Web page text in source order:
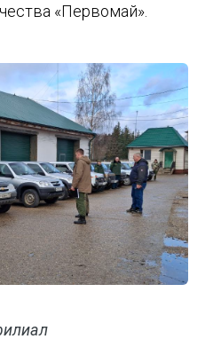
«Первомай».